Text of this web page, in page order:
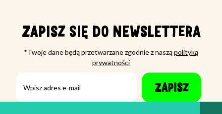
ZAPISZ SIĘ DO NEWSLETTERA
*Twoje dane będą przetwarzane zgodnie z nasząpolityką
prywatności
ZAPISZ